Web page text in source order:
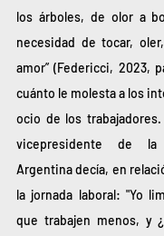
los árboles, de olor a
necesidad de tocar,
amor” (Federicci, 2023,
cuánto le molesta a los
ocio de los
vicepresidente de la
Argentina decía, en
la jornada laboral: "Yo
que trabajen menos, y